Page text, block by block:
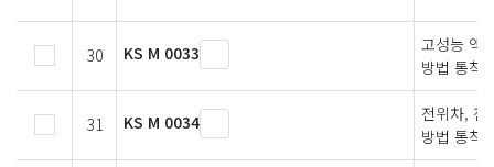
30 KS M 0033
고성능 액
방법 통칙
31 KS M 0034
전위차, 전
방법 통칙